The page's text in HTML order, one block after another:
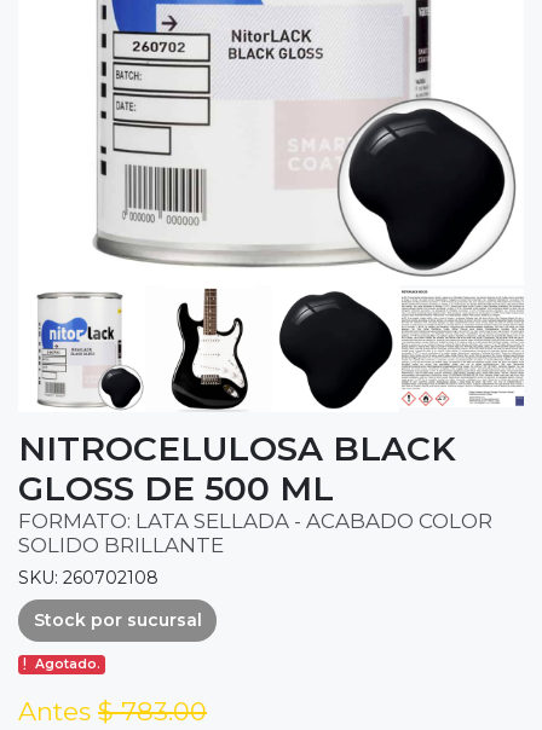
NITROCELULOSA BLACK
GLOSS DE 500 ML
FORMATO: LATA SELLADA - ACABADO COLOR
SOLIDO BRILLANTE
SKU: 260702108
Stock por sucursal
Agotado.
Antes $ 783.00